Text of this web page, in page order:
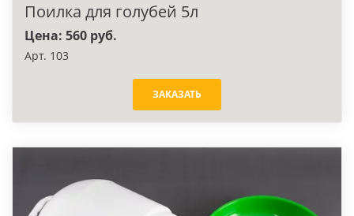
Поилка для голубей 5л
Цена: 560 руб.
Арт. 103
ЗАКАЗАТЬ